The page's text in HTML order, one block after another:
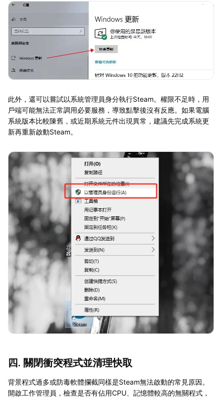
此外，還可以嘗試以系統管理員身分執行Steam。權限不足時，用
戶端可能無法正常調用必要服務，導致點擊後沒有反應。如果電腦
系統版本比較陳舊，或近期系統元件出現異常，建議先完成系統更
新再重新啟動Steam。
四. 關閉衝突程式並清理快取
背景程式過多或防毒軟體攔截同樣是Steam無法啟動的常見原因。
開啟工作管理員，檢查是否有佔用CPU、記憶體較高的無關程式，